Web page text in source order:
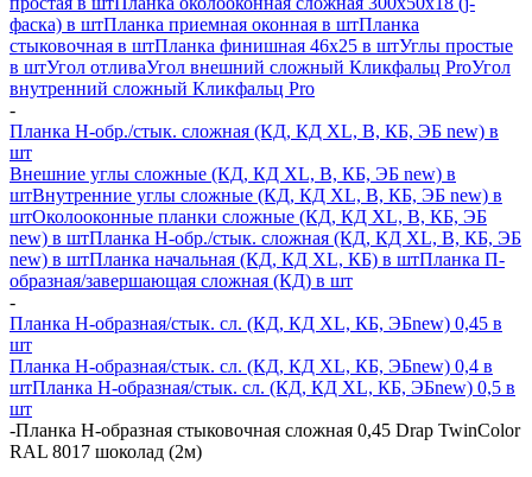
фаска) в штПланка приемная оконная в штПланка
стыковочная в штПланка финишная 46х25 в штУглы простые
в штУгол отливаУгол внешний сложный Кликфальц ProУгол
внутренний сложный Кликфальц Pro
-
Планка H-обр./стык. сложная (КД, КД XL, В, КБ, ЭБ new) в
шт
Внешние углы сложные (КД, КД XL, В, КБ, ЭБ new) в
штВнутренние углы сложные (КД, КД XL, В, КБ, ЭБ new) в
штОколооконные планки сложные (КД, КД XL, В, КБ, ЭБ
new) в штПланка H-обр./стык. сложная (КД, КД XL, В, КБ, ЭБ
new) в штПланка начальная (КД, КД XL, КБ) в штПланка П-
образная/завершающая сложная (КД) в шт
-
Планка H-образная/стык. сл. (КД, КД XL, КБ, ЭБnew) 0,45 в
шт
Планка H-образная/стык. сл. (КД, КД XL, КБ, ЭБnew) 0,4 в
штПланка H-образная/стык. сл. (КД, КД XL, КБ, ЭБnew) 0,5 в
шт
-Планка Н-образная стыковочная сложная 0,45 Drap TwinColor
RAL 8017 шоколад (2м)